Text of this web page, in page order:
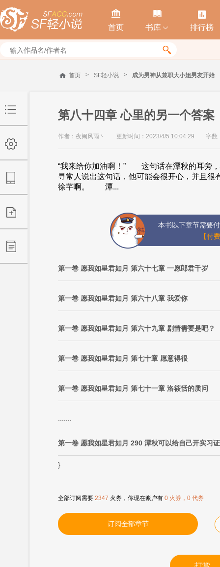

首页

书库 

排行榜

首页 > SF轻小说 > 成为男神从兼职大小姐男友开始
第八十四章 心里的另一个答案
作者：夜阑风雨丶 更新时间：2023/4/5 10:04:29 字数
“我来给你加油啊！” 这句话在潭秋的耳旁
寻常人说出这句话，他可能会很开心，并且
徐芊啊。 潭...
本书以下章节需要
【付
第一卷 愿我如星君如月 第六十七章 一愿郎君千岁
第一卷 愿我如星君如月 第六十八章 我爱你
第一卷 愿我如星君如月 第六十九章 剧情需要是吧？
第一卷 愿我如星君如月 第七十章 愿意得很
第一卷 愿我如星君如月 第七十一章 洛筱恬的质问
第一卷 愿我如星君如月 290 潭秋可以给自己开实习
}
全部订阅需要 2347 火券，你现在账户有 0 火券，0 代券
订阅全部章节